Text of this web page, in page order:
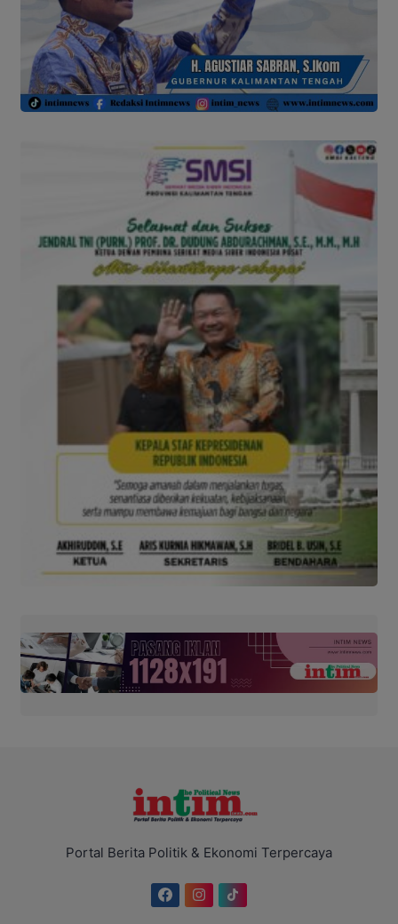
Portal Berita Politik & Ekonomi Terpercaya